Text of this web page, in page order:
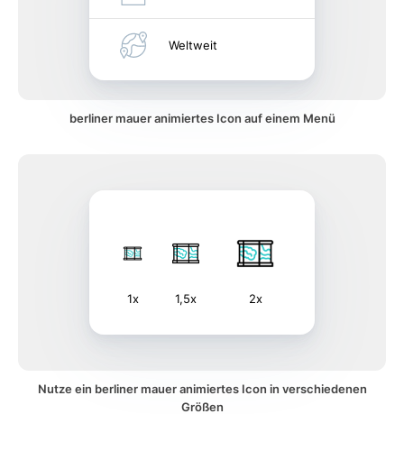
Weltweit
berliner mauer animiertes Icon auf einem Menü
1x 1,5x 2x
Nutze ein berliner mauer animiertes Icon in verschiedenen
Größen